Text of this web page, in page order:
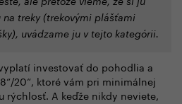
ale pretože vieme, že si ju
treky (trekovými plášťami
uvádzame ju v tejto kategórii.
investovať do pohodlia a
20“, ktoré vám pri minimálnej
rýchlosť. A keďže nikdy neviete,